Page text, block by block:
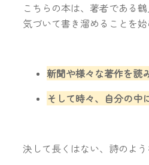
こちらの本は、著者である
気づいて書き溜めることを始
新聞や様々な著作を読
そして時々、自分の中
決して長くはない、詩のよう